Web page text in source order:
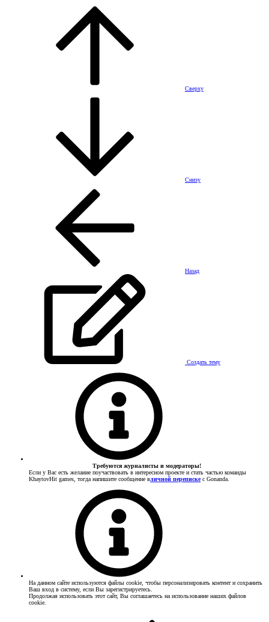
Сверху
Снизу
Назад
Создать тему
Требуются журналисты и модераторы!
Если у Вас есть желание поучаствовать в интересном проекте и стать частью команды
KhaytovHit games, тогда напишите сообщение вличной перепискес Gonanda.
На данном сайте используются файлы cookie, чтобы персонализировать контент и сохранить
Ваш вход в систему, если Вы зарегистрируетесь.
Продолжая использовать этот сайт, Вы соглашаетесь на использование наших файлов
cookie.